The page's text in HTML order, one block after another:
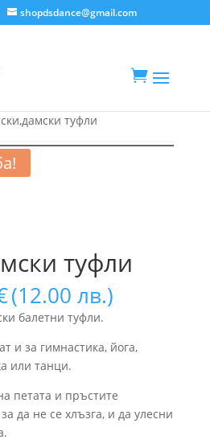
shopdsdance@gmail.com

туфли
туфли
Текущата
цена
е:
6.14 €.
(12.00 лв.)
балетни туфли.
и за гимнастика, йога,
или танци.
петата и пръстите
да не се хлъзга, и да улесни